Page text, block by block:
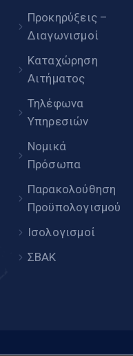
Προκηρύξεις –
Διαγωνισμοί
Καταχώρηση
Αιτήματος
Τηλέφωνα
Υπηρεσιών
Νομικά
Πρόσωπα
Παρακολούθηση
Προϋπολογισμού
Ισολογισμοί
ΣΒΑΚ